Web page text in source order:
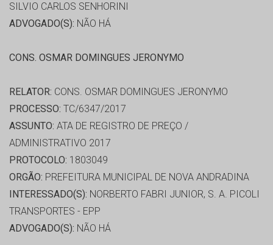
SILVIO CARLOS SENHORINI
ADVOGADO(S): NÃO HÁ
CONS. OSMAR DOMINGUES JERONYMO
RELATOR: CONS. OSMAR DOMINGUES JERONYMO
PROCESSO: TC/6347/2017
ASSUNTO: ATA DE REGISTRO DE PREÇO /
ADMINISTRATIVO 2017
PROTOCOLO: 1803049
ORGÃO: PREFEITURA MUNICIPAL DE NOVA ANDRADINA
INTERESSADO(S): NORBERTO FABRI JUNIOR, S. A. PICOLI
TRANSPORTES - EPP
ADVOGADO(S): NÃO HÁ